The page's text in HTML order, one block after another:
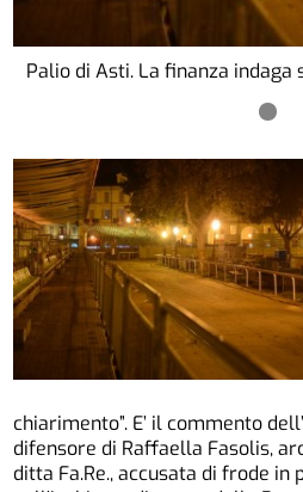
Palio di Asti. La finanza
chiarimento”. E’ il commento
difensore di Raffaella Fasolis,
ditta Fa.Re., accusata di frode